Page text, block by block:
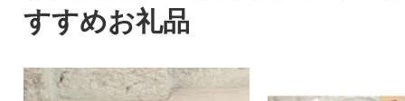
すすめお礼品